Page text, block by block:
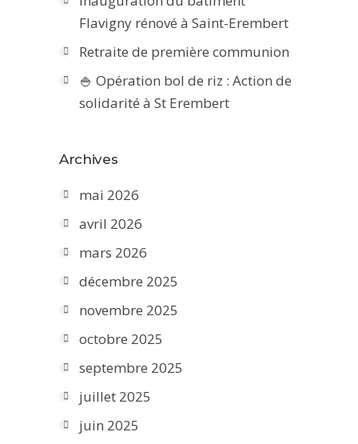
Flavigny rénové à Saint-Erembert
Retraite de première communion
🍚 Opération bol de riz : Action de
solidarité à St Erembert
Archives
mai 2026
avril 2026
mars 2026
décembre 2025
novembre 2025
octobre 2025
septembre 2025
juillet 2025
juin 2025